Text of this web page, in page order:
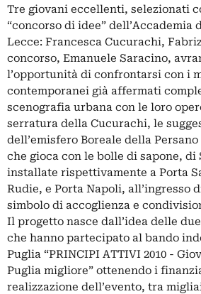
Tre giovani eccellenti, selezionati
“concorso di idee” dell’Accademia
Lecce: Francesca Cucurachi,
concorso, Emanuele Saracino,
l’opportunità di confrontarsi con i
contemporanei già affermati
scenografia urbana con le loro
serratura della Cucurachi, le
dell’emisfero Boreale della
che gioca con le bolle di sapone, di
installate rispettivamente a Porta
Rudie, e Porta Napoli, all’ingresso
simbolo di accoglienza e
Il progetto nasce dall’idea delle
che hanno partecipato al bando
Puglia “PRINCIPI ATTIVI 2010 -
Puglia migliore” ottenendo i
realizzazione dell’evento, tra